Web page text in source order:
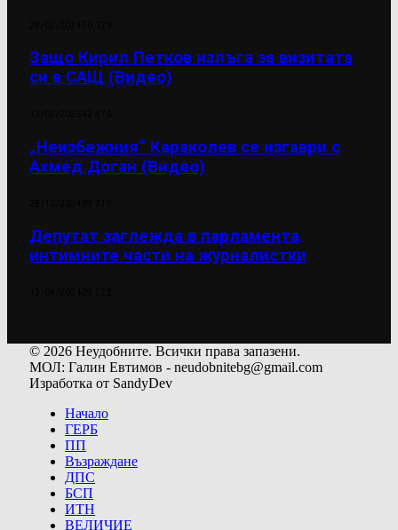
Защо Кирил Петков излъга за визитата
си в САЩ (Видео)
„Неизбежния“ Караколев се изгаври с
Ахмед Доган (Видео)
Депутат заглежда в парламента
интимните части на журналистки
© 2026 Неудобните. Всички права запазени.
МОЛ: Галин Евтимов - neudobnitebg@gmail.com
Изработка от SandyDev
Начало
ГЕРБ
ПП
Възраждане
ДПС
БСП
ИТН
ВЕЛИЧИЕ